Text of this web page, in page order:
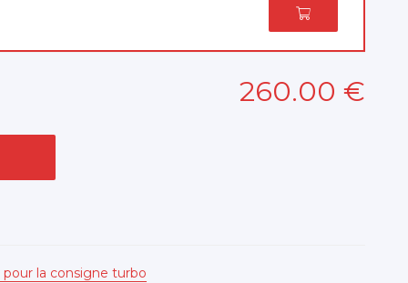
260.00 €
la consigne turbo